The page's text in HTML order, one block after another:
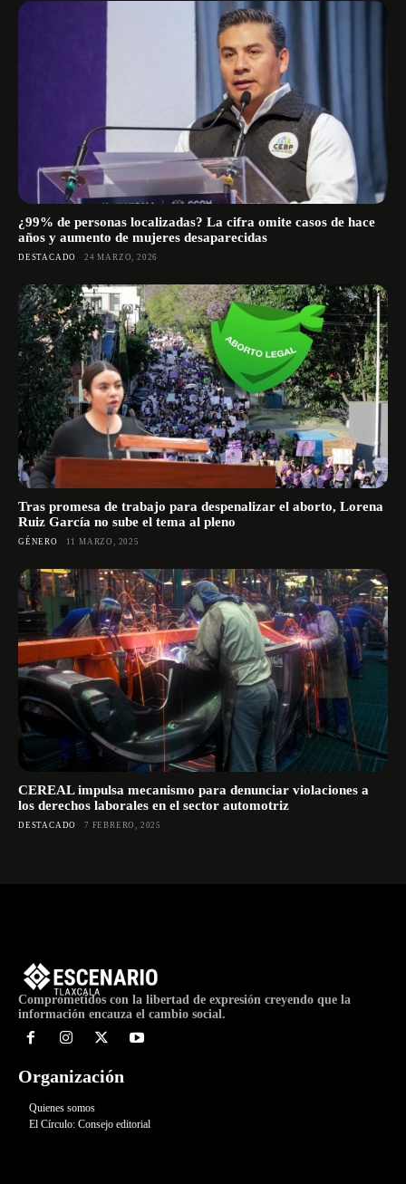
¿99% de personas localizadas? La cifra omite casos de hace
años y aumento de mujeres desaparecidas
DESTACADO 24 MARZO, 2026
Tras promesa de trabajo para despenalizar el aborto, Lorena
Ruiz García no sube el tema al pleno
GÉNERO 11 MARZO, 2025
CEREAL impulsa mecanismo para denunciar violaciones a
los derechos laborales en el sector automotriz
DESTACADO 7 FEBRERO, 2025
Comprometidos con la libertad de expresión creyendo que la
información encauza el cambio social.
Organización
Quienes somos
El Círculo: Consejo editorial